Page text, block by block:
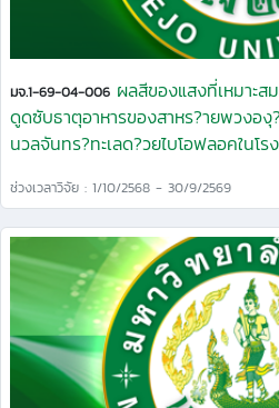
มจ.1-69-04-006 ผลสีของแสงที่เหมาะส
ดูดซับธาตุอาหารของสาหร?ายพวงองุ
นวลจันทร?ทะเลด?วยไบโอฟลอคใน
ช่วงเวลาวิจัย : 1/10/2568 - 30/9/2569